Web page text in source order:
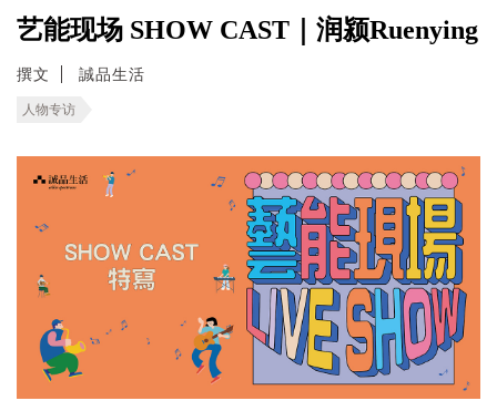
艺能现场 SHOW CAST｜润颍Ruenying
撰文 誠品生活
人物专访